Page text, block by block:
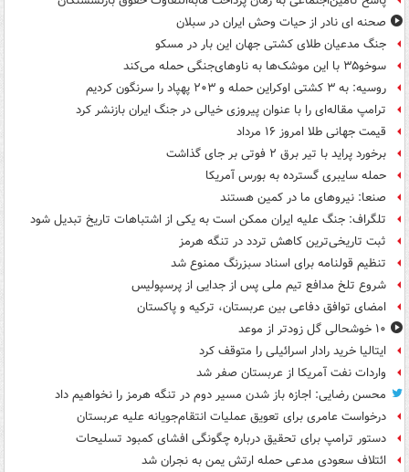
صحنه ای نادر از حیات وحش ایران در سبلان
جنگ مدعیان طلای کشتی جهان این بار در مسکو
سوخو۳۵ با این موشک‌ها به ناوهای‌جنگی حمله می‌کند
روسیه: به ۳ کشتی اوکراین حمله و ۲۰۳ پهپاد را سرنگون کردیم
ترامپ مقاله‌ای را با عنوان پیروزی خیالی در جنگ ایران بازنشر کرد
قیمت جهانی طلا امروز ۱۶ مرداد
برخورد پراید با تیر برق ۲ فوتی بر جای گذاشت
حمله سایبری گسترده به بورس آمریکا
صنعا: نیروهای ما در کمین‌ هستند
تلگراف: جنگ علیه ایران ممکن است به یکی از اشتباهات تاریخ تبدیل شود
ثبت تاریخی‌ترین کاهش تردد در تنگه هرمز
تنظیم قولنامه برای اسناد سبزرنگ ممنوع شد
شروع تلخ مدافع تیم ملی پس از جدایی از پرسپولیس
امضای توافق دفاعی بین عربستان، ترکیه و پاکستان
۱۰ خوشحالی گل زودتر از موعد
ایتالیا خرید رادار اسرائیلی را متوقف کرد
واردات نفت آمریکا از عربستان صفر شد
محسن رضایی: اجازه باز شدن مسیر دوم در تنگه هرمز را نخواهیم داد
درخواست عامری برای تعویق عملیات انتقام‌جویانه علیه عربستان
دستور ترامپ برای تحقیق درباره چگونگی افشای کمبود تسلیحات
ائتلاف سعودی مدعی حمله ارتش یمن به نجران شد